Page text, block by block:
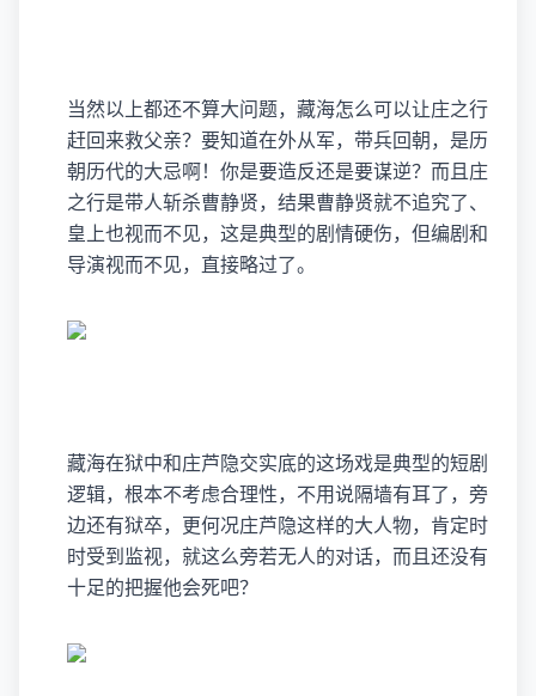
当然以上都还不算大问题，藏海怎么可以让庄之行
赶回来救父亲？要知道在外从军，带兵回朝，是历
朝历代的大忌啊！你是要造反还是要谋逆？而且庄
之行是带人斩杀曹静贤，结果曹静贤就不追究了、
皇上也视而不见，这是典型的剧情硬伤，但编剧和
导演视而不见，直接略过了。
藏海在狱中和庄芦隐交实底的这场戏是典型的短剧
逻辑，根本不考虑合理性，不用说隔墙有耳了，旁
边还有狱卒，更何况庄芦隐这样的大人物，肯定时
时受到监视，就这么旁若无人的对话，而且还没有
十足的把握他会死吧？